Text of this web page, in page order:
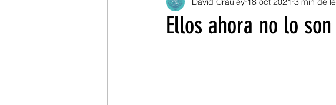
Mario Portugal Ramírez Ensayo
Ellos ahora no lo son